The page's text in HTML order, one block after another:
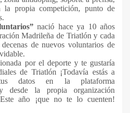
la propia competición, punto de
nació hace ya 10 años
Madrileña de Triatlón y cada
de nuevos voluntarios de
por el deporte y te gustaría
de Triatlón ¡Todavía estás a
datos en la plataforma
desde la propia organización
año ¡que no te lo cuenten!